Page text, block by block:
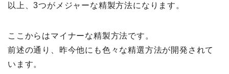
以上、3つがメジャーな精製⽅法になります。
ここからはマイナーな精製⽅法です。
前述の通り、昨今他にも⾊々な精選⽅法が開発されて
います。